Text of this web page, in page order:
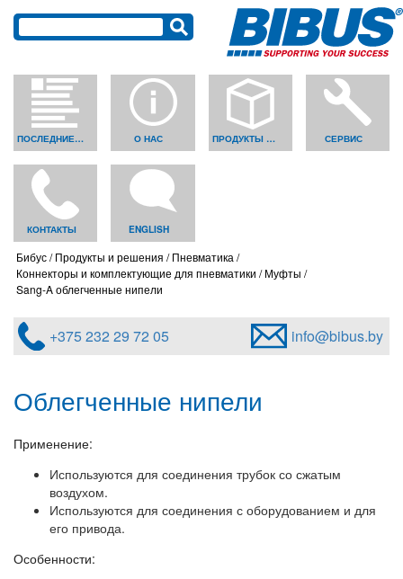
ПОСЛЕДНИЕ НОВОСТИ О НАС ПРОДУКТЫ И РЕШЕНИЯ СЕРВИС
КОНТАКТЫ ENGLISH
Бибус Продукты и решения
Пневматика
Коннекторы и комплектующие для пневматики
Муфты
Sang-A облегченные нипели
+375 232 29 72 05 info@bibus.by
Облегченные нипели
Применение:
Используются для соединения трубок со сжатым
воздухом.
Используются для соединения с оборудованием и для
его привода.
Особенности: